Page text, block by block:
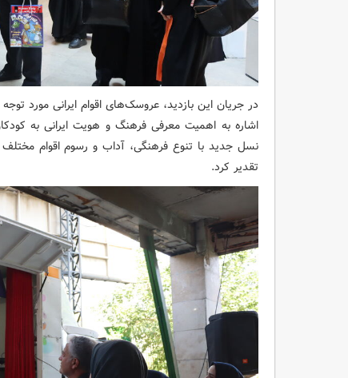
در جریان این بازدید، عروسک‌های اقوام ایرانی مورد
اشاره به اهمیت معرفی فرهنگ و هویت ایرانی به
نسل جدید با تنوع فرهنگی، آداب و رسوم اقوام
تقدیر کرد.